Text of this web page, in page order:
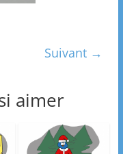
Suivant →
aimer